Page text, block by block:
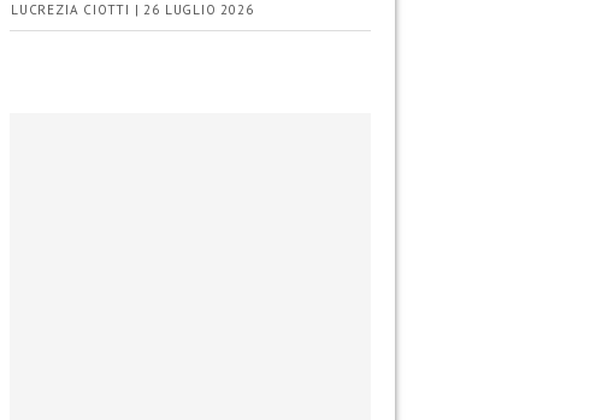
LUCREZIA CIOTTI | 26 LUGLIO 2026